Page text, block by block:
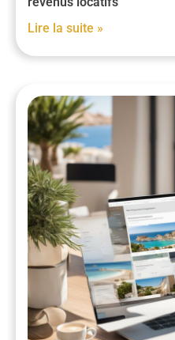
Lire la suite »